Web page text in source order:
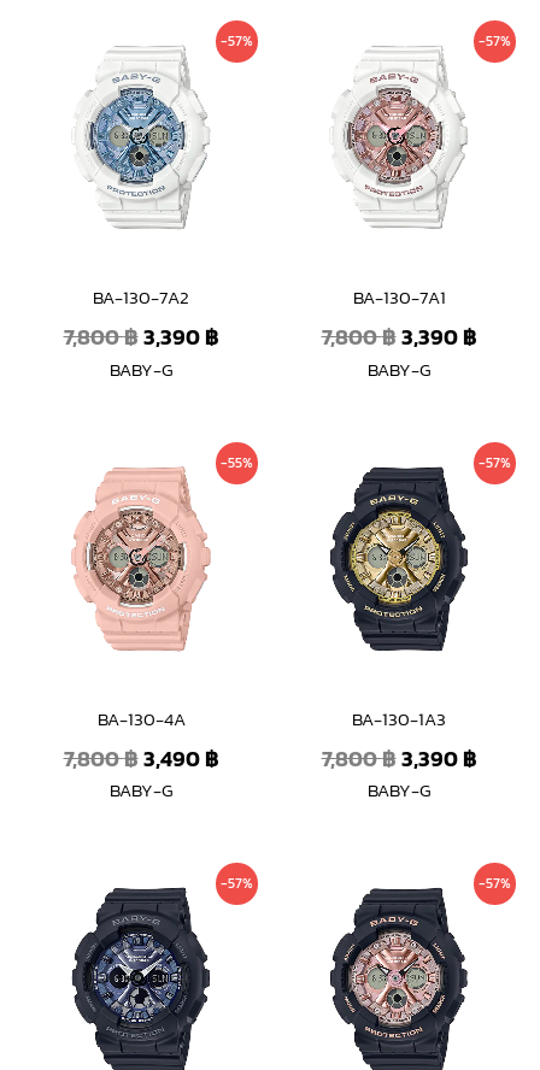
-57%
BA-130-7A2
7,800฿
Original
price
was:
7,800 ฿.
3,390฿
Current
price
BABY-G
-57%
BA-130-7A1
7,800฿
Original
price
was:
7,800 ฿.
3,390฿
price
BABY-G
-55%
BA-130-4A
7,800฿
Original
price
was:
7,800 ฿.
3,490฿
Current
price
BABY-G
-57%
BA-130-1A3
7,800฿
Original
price
was:
7,800 ฿.
3,390฿
price
BABY-G
-57%
Original
price
was:
7,800 ฿.
Current
price
-57%
Original
price
was:
7,800 ฿.
price